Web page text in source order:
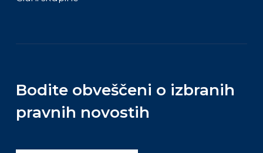
Bodite obveščeni o izbranih
pravnih novostih